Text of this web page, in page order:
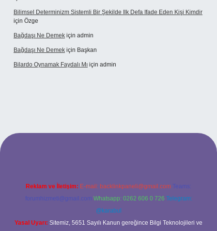
Bilimsel Determinizm Sistemli Bir Şekilde Ilk Defa Ifade Eden Kişi Kimdir
için Özge
Bağdaşı Ne Demek için admin
Bağdaşı Ne Demek için Başkan
Bilardo Oynamak Faydalı Mı için admin
bahis sitesi
Reklam ve İletişim: E-mail: backlinkpaneli@gmail.com Teams:
forumhizmeti@gmail.com Whatsapp: 0262 606 0 726 Telegram:
@karabul
Yasal Uyarı: Sitemiz, 5651 Sayılı Kanun gereğince Bilgi Teknolojileri ve